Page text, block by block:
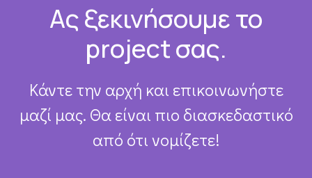
FooterΑς ξεκινήσουμε το
project σας.
Κάντε την αρχή και επικοινωνήστε
μαζί μας. Θα είναι πιο διασκεδαστικό
από ότι νομίζετε!